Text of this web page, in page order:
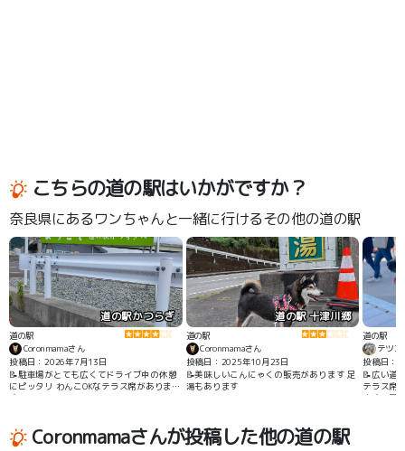
こちらの道の駅はいかがですか？
奈良県にあるワンちゃんと一緒に行けるその他の道の駅
道の駅かつらぎ
道の駅
Coronmamaさん
投稿日：2026年7月13日
📝駐車場がとても広くてドライブ中の休憩
にピッタリ わんこOKなテラス席がありま
す。
道の駅 十津川郷
道の駅
Coronmamaさん
投稿日：2025年10月23日
📝美味しいこんにゃくの販売があります 足
湯もあります
道の駅
テツ
投稿日：
📝広い道
テラス席
ます。瓦
Coronmamaさんが投稿した他の道の駅